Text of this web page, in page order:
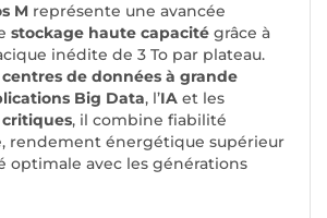
M représente une avancée
stockage haute capacité grâce à
inédite de 3 To par plateau.
centres de données à grande
Big Data, l’IA et les
, il combine fiabilité
rendement énergétique supérieur
optimale avec les générations